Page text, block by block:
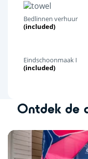
Bedlinnen verhuur
(included)
Eindschoonmaak I
(included)
Ontdek de